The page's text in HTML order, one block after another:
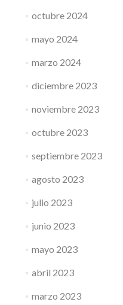
octubre 2024
mayo 2024
marzo 2024
diciembre 2023
noviembre 2023
octubre 2023
septiembre 2023
agosto 2023
julio 2023
junio 2023
mayo 2023
abril 2023
marzo 2023